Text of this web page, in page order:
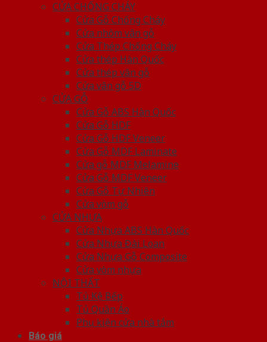
CỬA CHỐNG CHÁY
Cửa Gỗ Chống Cháy
Cửa nhôm vân gỗ
Cửa Thép Chống Cháy
Cửa thép Hàn Quốc
Cửa thép vân gỗ
Cửa vân gỗ 5D
CỬA GỖ
Cửa Gỗ ABS Hàn Quốc
Cửa Gỗ HDF
Cửa Gỗ HDF Veneer
Cửa Gỗ MDF Laminate
Cửa gỗ MDF Melamine
Cửa Gỗ MDF Veneer
Cửa Gỗ Tự Nhiên
Cửa vòm gỗ
CỬA NHỰA
Cửa Nhựa ABS Hàn Quốc
Cửa Nhựa Đài Loan
Cửa Nhựa Gỗ Composite
Cửa vòm nhựa
NỘI THẤT
Tủ Kệ Bếp
Tủ Quần Áo
Phụ kiện cửa nhà tắm
Báo giá